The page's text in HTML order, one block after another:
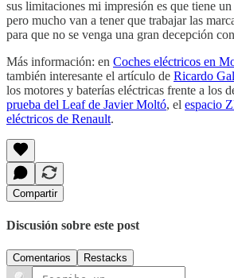
sus limitaciones mi impresión es que tiene
pero mucho van a tener que trabajar las
para que no se venga una gran decepción
Más información: en Coches eléctricos en
también interesante el artículo de Ricardo
los motores y baterías eléctricas frente a los
prueba del Leaf de Javier Moltó, el espacio
eléctricos de Renault.
Compartir
Discusión sobre este post
Comentarios Restacks